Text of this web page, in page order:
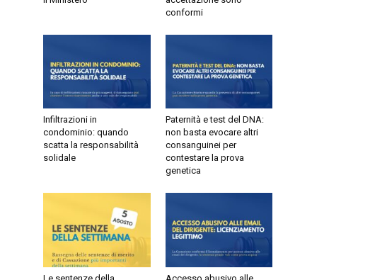
conformi
Infiltrazioni in
condominio: quando
scatta la responsabilità
solidale
Paternità e test del DNA:
non basta evocare altri
consanguinei per
contestare la prova
genetica